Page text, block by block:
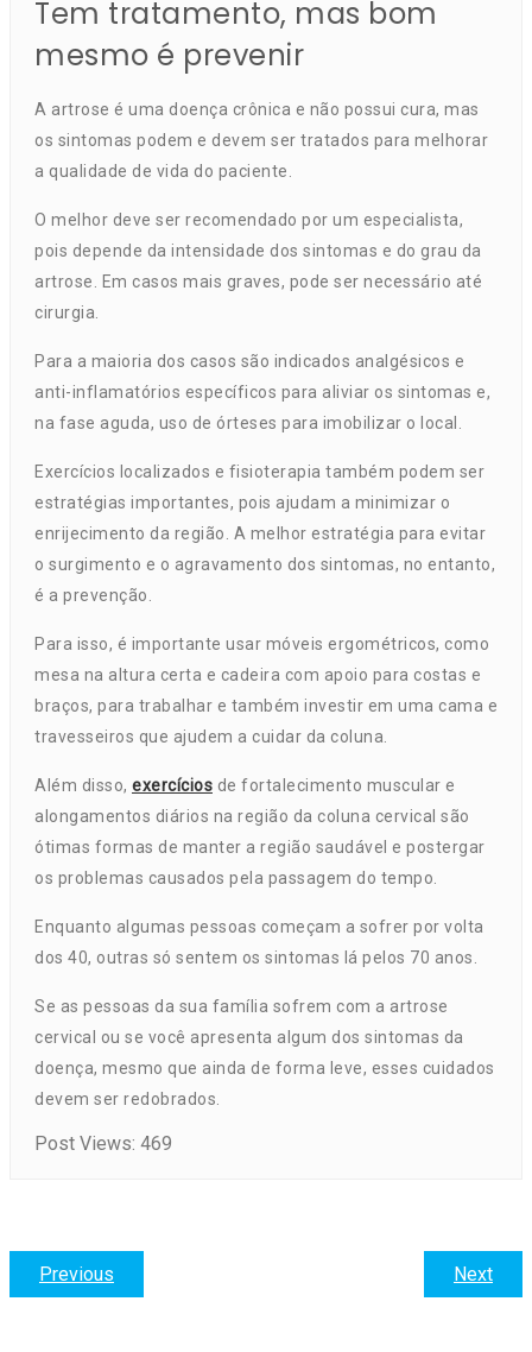
Tem tratamento, mas bom
mesmo é prevenir
A artrose é uma doença crônica e não possui cura, mas
os sintomas podem e devem ser tratados para melhorar
a qualidade de vida do paciente.
O melhor deve ser recomendado por um especialista,
pois depende da intensidade dos sintomas e do grau da
artrose. Em casos mais graves, pode ser necessário até
cirurgia.
Para a maioria dos casos são indicados analgésicos e
anti-inflamatórios específicos para aliviar os sintomas e,
na fase aguda, uso de órteses para imobilizar o local.
Exercícios localizados e fisioterapia também podem ser
estratégias importantes, pois ajudam a minimizar o
enrijecimento da região. A melhor estratégia para evitar
o surgimento e o agravamento dos sintomas, no entanto,
é a prevenção.
Para isso, é importante usar móveis ergométricos, como
mesa na altura certa e cadeira com apoio para costas e
braços, para trabalhar e também investir em uma cama e
travesseiros que ajudem a cuidar da coluna.
Além disso, exercícios de fortalecimento muscular e
alongamentos diários na região da coluna cervical são
ótimas formas de manter a região saudável e postergar
os problemas causados pela passagem do tempo.
Enquanto algumas pessoas começam a sofrer por volta
dos 40, outras só sentem os sintomas lá pelos 70 anos.
Se as pessoas da sua família sofrem com a artrose
cervical ou se você apresenta algum dos sintomas da
doença, mesmo que ainda de forma leve, esses cuidados
devem ser redobrados.
Post Views: 469
Navegação
Previous
post:
NextNext
post: